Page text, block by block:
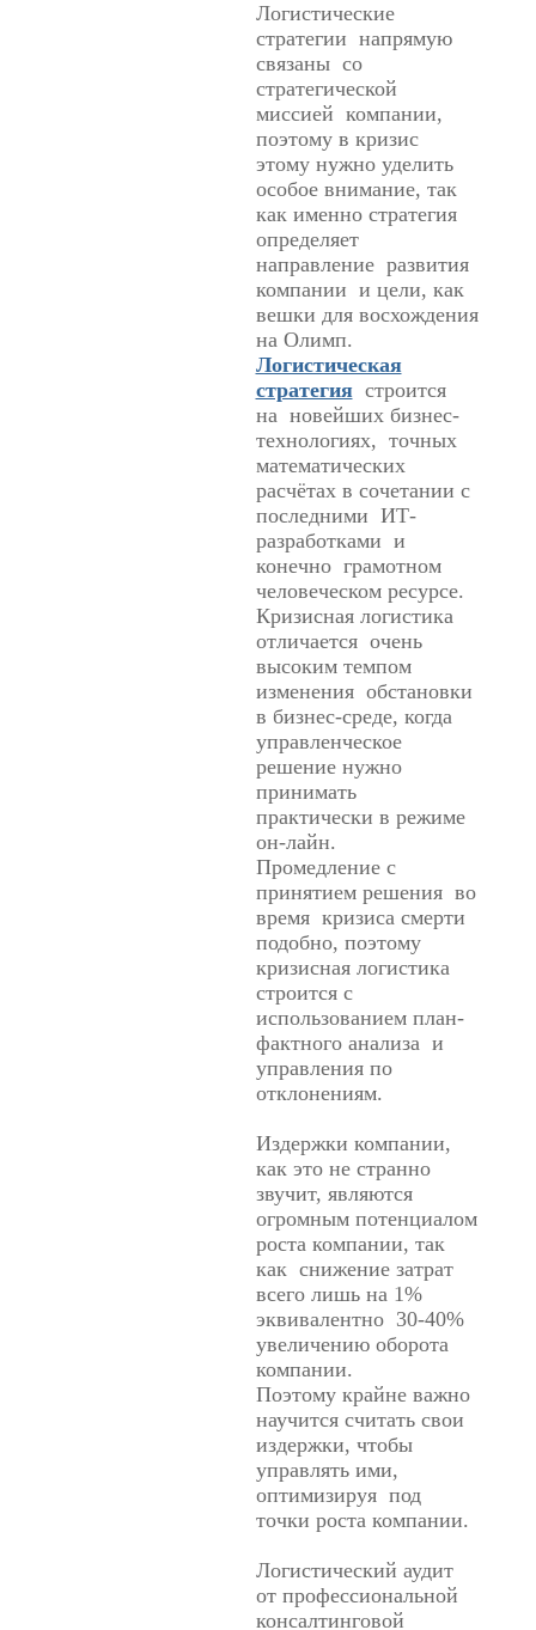
Логистические
стратегии напрямую
связаны со
стратегической
миссией компании,
поэтому в кризис
этому нужно уделить
особое внимание, так
как именно стратегия
определяет
направление развития
компании и цели, как
вешки для восхождения
на Олимп.
Логистическая
стратегиястроится
на новейших бизнес-
технологиях, точных
математических
расчётах в сочетании с
последними ИТ-
разработками и
конечно грамотном
человеческом ресурсе.
Кризисная логистика
отличается очень
высоким темпом
изменения обстановки
в бизнес-среде, когда
управленческое
решение нужно
принимать
практически в режиме
он-лайн.
Промедление с
принятием решения во
время кризиса смерти
подобно, поэтому
кризисная логистика
строится с
использованием план-
фактного анализа и
управления по
отклонениям.
Издержки компании,
как это не странно
звучит, являются
огромным потенциалом
роста компании, так
как снижение затрат
всего лишь на 1%
эквивалентно 30-40%
увеличению оборота
компании.
Поэтому крайне важно
научится считать свои
издержки, чтобы
управлять ими,
оптимизируя под
точки роста компании.
Логистический аудит
от профессиональной
консалтинговой